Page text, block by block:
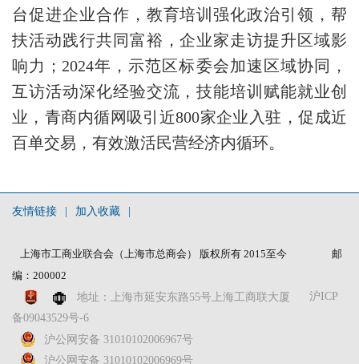
台促进企业合作，教育培训强化政治引领，帮
扶活动践行共同富裕，企业家走访提升区域影
响力；2024年，示范区标委会加速区域协同，
互访活动深化经验交流，技能培训赋能就业创
业，青商内循网吸引近800家企业入驻，促成近
百单交易，有效激活民营经济内循环。
友情链接 加入收藏
上海市工商业联合会（上海市总商会） 版权所有 2015至今
邮
编：200002
地址：上海市延安东路55号上海工商联大厦
沪ICP
备09043529号-6
沪公网安备 31010102006967号
沪公网安备 31010102006969号